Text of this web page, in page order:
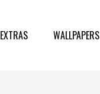
EXTRAS WALLPAPERS